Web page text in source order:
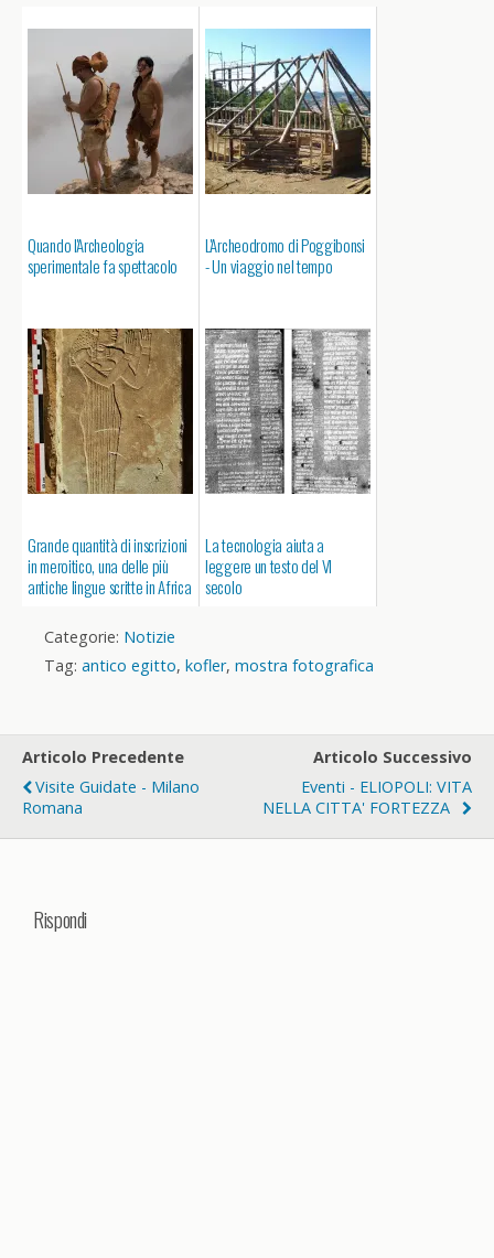
Quando l'Archeologia
sperimentale fa spettacolo
L'Archeodromo di Poggibonsi
- Un viaggio nel tempo
Grande quantità di inscrizioni
in meroitico, una delle più
antiche lingue scritte in Africa
La tecnologia aiuta a
leggere un testo del VI
secolo
Categorie: Notizie
Tag: antico egitto, kofler, mostra fotografica
Articolo Precedente
Visite Guidate - Milano
Romana
Articolo Successivo
Eventi - ELIOPOLI: VITA
NELLA CITTA' FORTEZZA
Rispondi